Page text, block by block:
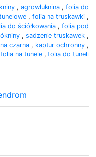
, agrowłuknina , folia do
, folia na truskawki ,
do ściółkowania , folia pod
, sadzenie truskawek ,
czarna , kaptur ochronny ,
folia na tunele , folia do tuneli